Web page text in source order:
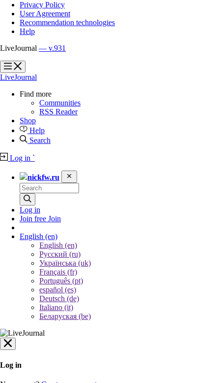
Privacy Policy
User Agreement
Recommendation technologies
Help
LiveJournal — v.931
?
?
LiveJournal
Find more
Communities
RSS Reader
Shop
Help
Search
Log in `
nickfw.ru
Log in
Join free Join
English (en)
English (en)
Русский (ru)
Українська (uk)
Français (fr)
Português (pt)
español (es)
Deutsch (de)
Italiano (it)
Беларуская (be)
Log in